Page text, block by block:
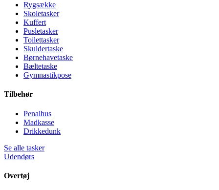
Rygsække
Skoletasker
Kuffert
Pusletasker
Toilettasker
Skuldertaske
Børnehavetaske
Bæltetaske
Gymnastikpose
Tilbehør
Penalhus
Madkasse
Drikkedunk
Se alle tasker
Udendørs
Overtøj